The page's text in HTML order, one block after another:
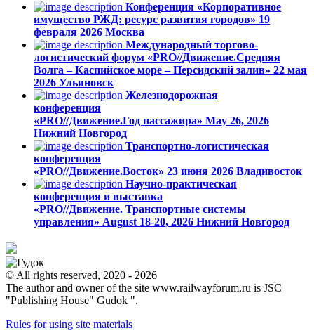
Конференция «Корпоративное
имущество РЖД: ресурс развития городов» 19
февраля 2026 Москва
Международный торгово-
логистический форум «PRO//Движение.Средняя
Волга – Каспийское море – Персидский залив» 22 мая
2026 Ульяновск
Железнодорожная
конференция
«PRO//Движение.Год пассажира» May 26, 2026
Нижний Новгород
Транспортно-логистическая
конференция
«PRO//Движение.Восток» 23 июня 2026 Владивосток
Научно-практическая
конференция и выставка
«PRO//Движение. Транспортные системы
управления» August 18-20, 2026 Нижний Новгород
© All rights reserved, 2020 - 2026
The author and owner of the site www.railwayforum.ru is JSC
"Publishing House" Gudok ".
Rules for using site materials